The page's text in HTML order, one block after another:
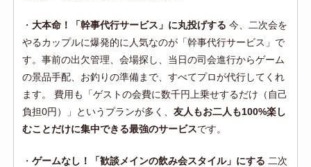
・ 大本命！「幹事代行サービス」に丸投げする 今、二次会を
やるカップルに爆発的に人気なのが「幹事代行サービス」で
す。事前の出欠管理、会場探し、当日の司会進行からゲーム
の景品手配、お釣りの準備まで、すべてプロが代行してくれ
ます。 費用も「ゲストの会費に数千円上乗せするだけ（自己
負担0円）」というプランが多く、友人もお二人も100%楽し
むことだけに集中できる最強のサービスです。
・ゲームなし！「歓談メインの飲み会スタイル」にする 二次